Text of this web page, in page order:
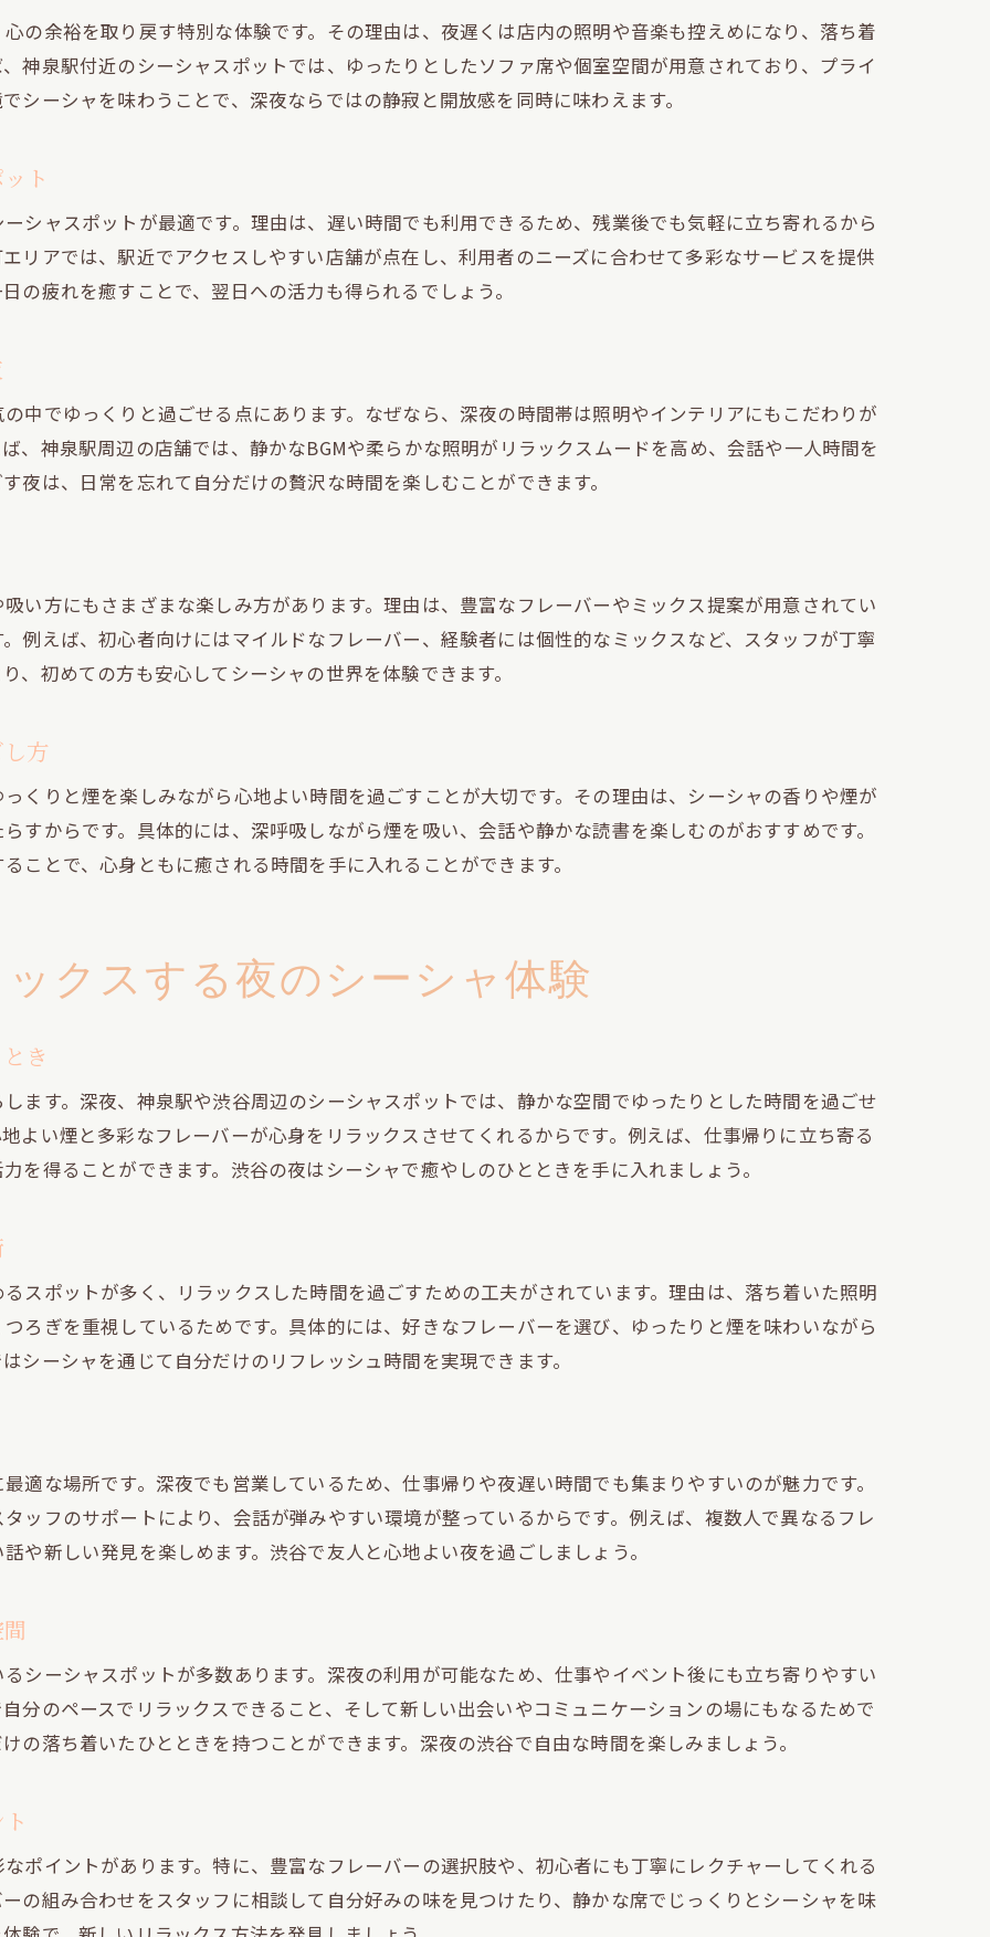
落ち着いた空間で楽しむ深夜のシーシャ
大人の隠れ家で体験するシーシャの魅力
仕事帰りに訪れたい深夜営業のシーシャ空間
仕事帰りの癒やしに最適な深夜シーシャ体験
仕事終わりのリラックスにシーシャを選ぶ理由
遅い時間も安心して過ごせるシーシャ空間
新しい味に出会える夜のシーシャスポット
友人とシェアするシーシャのおすすめフレーバー
夜遅くでも安心して楽しめるシーシャの魅力
深夜も安心して利用できるシーシャのポイント
夜遅くまで営業するシーシャスポットの特徴
初心者でも楽しめる深夜のシーシャ体験
静かな夜にシーシャで心をほぐす過ごし方
一人でも楽しめる静かな夜のシーシャ空間
シーシャで心を落ち着ける夜のリラックス法
深夜に体験する特別なひとときのシーシャ
夜更けのリフレッシュに最適なシーシャ時間
深夜の神泉駅エリアで見つける新たなシーシャ体験
神泉駅エリアで発見するシーシャの新定番
新しいフレーバーで深夜の時間を満喫
神泉駅周辺で広がるシーシャの楽しみ方
夜遅くに訪れたい神泉駅のシーシャ空間
の余裕を取り戻す特別な体験です。その理由は、夜遅くは店内の照明や音楽も控えめになり、落ち着
神泉駅付近のシーシャスポットでは、ゆったりとしたソファ席や個室空間が用意されており、プライ
シーシャを味わうことで、深夜ならではの静寂と開放感を同時に味わえます。
ト
シャスポットが最適です。理由は、遅い時間でも利用できるため、残業後でも気軽に立ち寄れるから
リアでは、駅近でアクセスしやすい店舗が点在し、利用者のニーズに合わせて多彩なサービスを提供
の疲れを癒すことで、翌日への活力も得られるでしょう。
中でゆっくりと過ごせる点にあります。なぜなら、深夜の時間帯は照明やインテリアにもこだわりが
、神泉駅周辺の店舗では、静かなBGMや柔らかな照明がリラックスムードを高め、会話や一人時間を
夜は、日常を忘れて自分だけの贅沢な時間を楽しむことができます。
い方にもさまざまな楽しみ方があります。理由は、豊富なフレーバーやミックス提案が用意されてい
例えば、初心者向けにはマイルドなフレーバー、経験者には個性的なミックスなど、スタッフが丁寧
、初めての方も安心してシーシャの世界を体験できます。
方
くりと煙を楽しみながら心地よい時間を過ごすことが大切です。その理由は、シーシャの香りや煙が
すからです。具体的には、深呼吸しながら煙を吸い、会話や静かな読書を楽しむのがおすすめです。
ことで、心身ともに癒される時間を手に入れることができます。
クスする夜のシーシャ体験
き
ます。深夜、神泉駅や渋谷周辺のシーシャスポットでは、静かな空間でゆったりとした時間を過ごせ
よい煙と多彩なフレーバーが心身をリラックスさせてくれるからです。例えば、仕事帰りに立ち寄る
を得ることができます。渋谷の夜はシーシャで癒やしのひとときを手に入れましょう。
スポットが多く、リラックスした時間を過ごすための工夫がされています。理由は、落ち着いた照明
ろぎを重視しているためです。具体的には、好きなフレーバーを選び、ゆったりと煙を味わいながら
シーシャを通じて自分だけのリフレッシュ時間を実現できます。
適な場所です。深夜でも営業しているため、仕事帰りや夜遅い時間でも集まりやすいのが魅力です。
ッフのサポートにより、会話が弾みやすい環境が整っているからです。例えば、複数人で異なるフレ
や新しい発見を楽しめます。渋谷で友人と心地よい夜を過ごしましょう。
シーシャスポットが多数あります。深夜の利用が可能なため、仕事やイベント後にも立ち寄りやすい
分のペースでリラックスできること、そして新しい出会いやコミュニケーションの場にもなるためで
の落ち着いたひとときを持つことができます。深夜の渋谷で自由な時間を楽しみましょう。
ポイントがあります。特に、豊富なフレーバーの選択肢や、初心者にも丁寧にレクチャーしてくれる
の組み合わせをスタッフに相談して自分好みの味を見つけたり、静かな席でじっくりとシーシャを味